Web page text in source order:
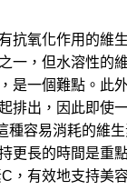
抗氧化作用的維
一，但水溶性的
是一個難點。此
排出，因此即使
容易消耗的維
更長的時間是重
，有效地支持美